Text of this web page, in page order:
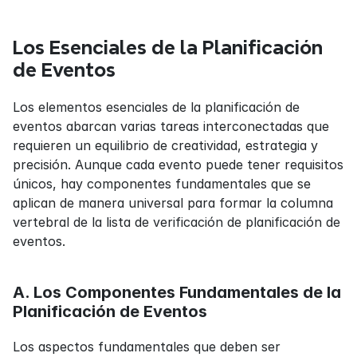
Los Esenciales de la Planificación
de Eventos
Los elementos esenciales de la planificación de
eventos abarcan varias tareas interconectadas que
requieren un equilibrio de creatividad, estrategia y
precisión. Aunque cada evento puede tener requisitos
únicos, hay componentes fundamentales que se
aplican de manera universal para formar la columna
vertebral de la lista de verificación de planificación de
eventos.
A. Los Componentes Fundamentales de la
Planificación de Eventos
Los aspectos fundamentales que deben ser